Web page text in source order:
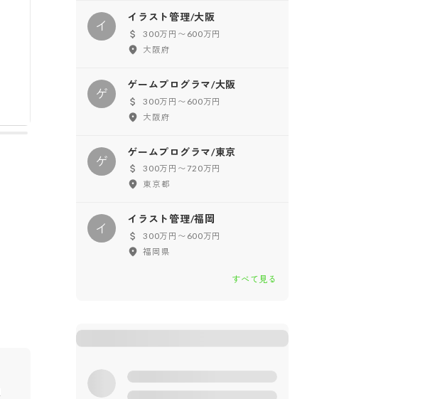
イ
イラスト管理/大阪
300万円〜600万円
大阪府
ゲ
ゲームプログラマ/大阪
300万円〜600万円
大阪府
ゲ
ゲームプログラマ/東京
300万円〜720万円
東京都
イ
イラスト管理/福岡
300万円〜600万円
福岡県
すべて見る